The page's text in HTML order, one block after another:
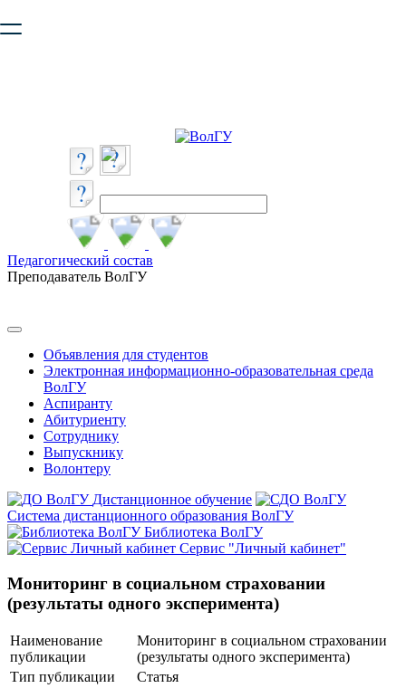
безопасную работу с сайтом. Пожалуйста
Педагогический состав
Преподаватель ВолГУ
Объявления для студентов
Электронная информационно-образовательная среда
ВолГУ
Аспиранту
Абитуриенту
Сотруднику
Выпускнику
Волонтеру
Дистанционное обучение
Система дистанционного образования ВолГУ
Библиотека ВолГУ
Сервис "Личный кабинет"
Мониторинг в социальном страховании
(результаты одного эксперимента)
Наименование
публикации
Мониторинг в социальном страховании
(результаты одного эксперимента)
Тип публикации
Статья